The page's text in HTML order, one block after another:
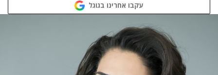
עקבו אחרינו בגוגל